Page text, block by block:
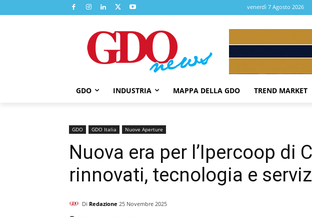
venerdì 7 Agosto 2026
GDO INDUSTRIA MAPPA DELLA GDO TREND MARKET
GDO GDO Italia Nuove Aperture
Nuova era per l’Ipercoop di
rinnovati, tecnologia e
Di Redazione 25 Novembre 2025